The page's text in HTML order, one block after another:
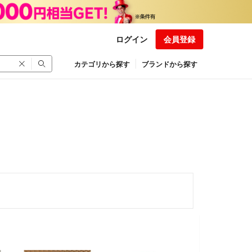
ログイン 会員登録
カテゴリから探す ブランドから探す